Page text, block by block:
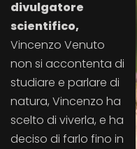
divulgatore
scientifico,
Vincenzo Venuto
non si accontenta di
studiare e parlare di
natura, Vincenzo ha
scelto di viverla, e ha
deciso di farlo fino in